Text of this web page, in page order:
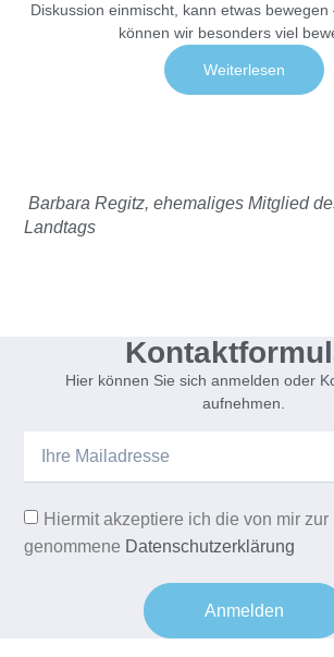
Barbara Regitz, ehemaliges Mitglied
Landtags
Diskussion einmischt, kann etwas
können wir besonders viel
Weiterlesen
Hier können Sie sich anmelden oder
aufnehmen.
Hiermit akzeptiere ich die von mir zur
genommene Datenschutzerklärung
Anmelden